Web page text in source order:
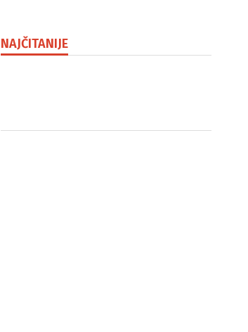
NAJČITANIJE